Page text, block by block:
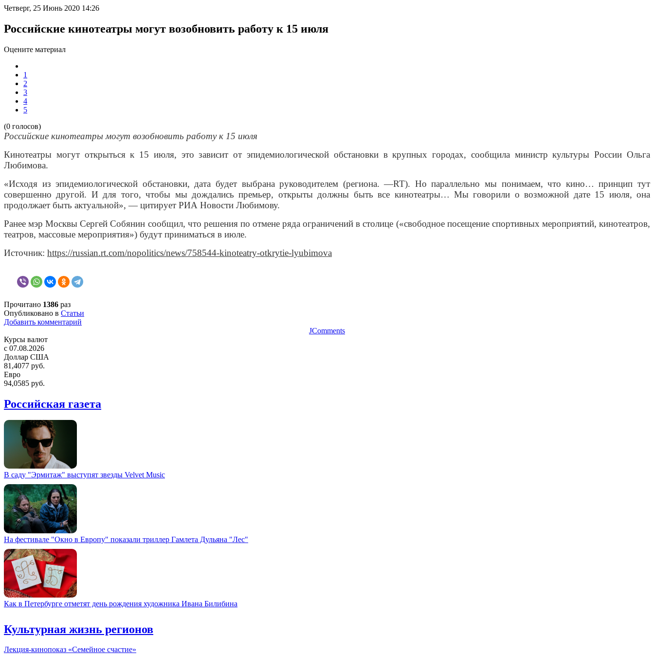
Четверг, 25 Июнь 2020 14:26
Российские кинотеатры могут возобновить работу к 15 июля
Оцените материал
1
2
3
4
5
(0 голосов)
Российские кинотеатры могут возобновить работу к 15 июля
Кинотеатры могут открыться к 15 июля, это зависит от эпидемиологической обстановки в крупных городах, сообщила министр культуры России Ольга
Любимова.
«Исходя из эпидемиологической обстановки, дата будет выбрана руководителем (региона. —RT). Но параллельно мы понимаем, что кино… принцип тут
совершенно другой. И для того, чтобы мы дождались премьер, открыты должны быть все кинотеатры… Мы говорили о возможной дате 15 июля, она
продолжает быть актуальной», — цитирует РИА Новости Любимову.
Ранее мэр Москвы Сергей Собянин сообщил, что решения по отмене ряда ограничений в столице («свободное посещение спортивных мероприятий, кинотеатров,
театров, массовые мероприятия») будут приниматься в июле.
Источник: https://russian.rt.com/nopolitics/news/758544-kinoteatry-otkrytie-lyubimova
Прочитано 1386 раз
Опубликовано в Статьи
Добавить комментарий
JComments
Курсы валют
c 07.08.2026
Доллар США
81,4077 руб.
Евро
94,0585 руб.
Российская газета
В саду "Эрмитаж" выступят звезды Velvet Music
На фестивале "Окно в Европу" показали триллер Гамлета Дульяна "Лес"
Как в Петербурге отметят день рождения художника Ивана Билибина
Культурная жизнь регионов
Лекция-кинопоказ «Семейное счастие»